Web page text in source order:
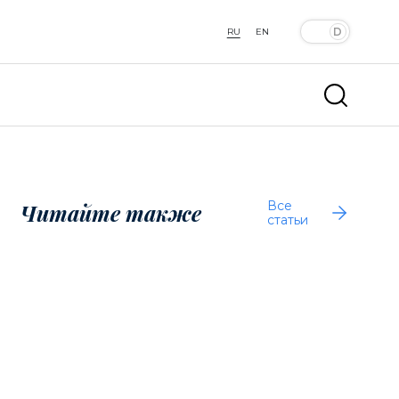
RU EN
Читайте также
Все
статьи